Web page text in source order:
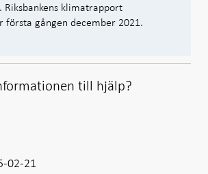
klimatrapport
första gången december 2021.
till hjälp?
02-21